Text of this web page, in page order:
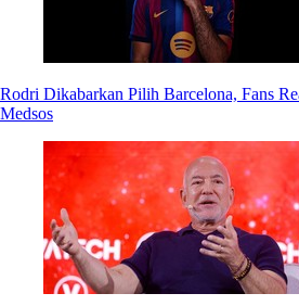
Rodri Dikabarkan Pilih Barcelona, Fans
Medsos